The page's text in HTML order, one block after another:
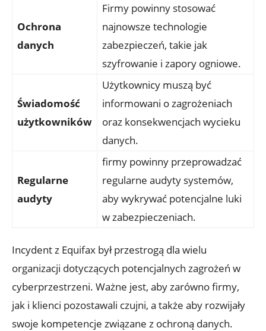
Ochrona
danych
Firmy powinny stosować
najnowsze⁢ technologie
‍zabezpieczeń, takie jak
szyfrowanie i zapory ⁣ogniowe.
Świadomość
użytkowników
Użytkownicy ‍muszą⁣ być ​
informowani o zagrożeniach
oraz konsekwencjach wycieku
danych.
Regularne
audyty
firmy ⁤powinny przeprowadzać
‍regularne audyty systemów,
‍aby ⁢wykrywać potencjalne luki‌
w zabezpieczeniach.
Incydent z Equifax​ był przestrogą dla wielu
organizacji dotyczących potencjalnych⁣ zagrożeń ‍w
cyberprzestrzeni. Ważne jest, aby‌ zarówno firmy,
jak i⁤ klienci pozostawali czujni, a także aby​ rozwijały
swoje ​kompetencje związane ⁤z ⁣ochroną ‌danych.